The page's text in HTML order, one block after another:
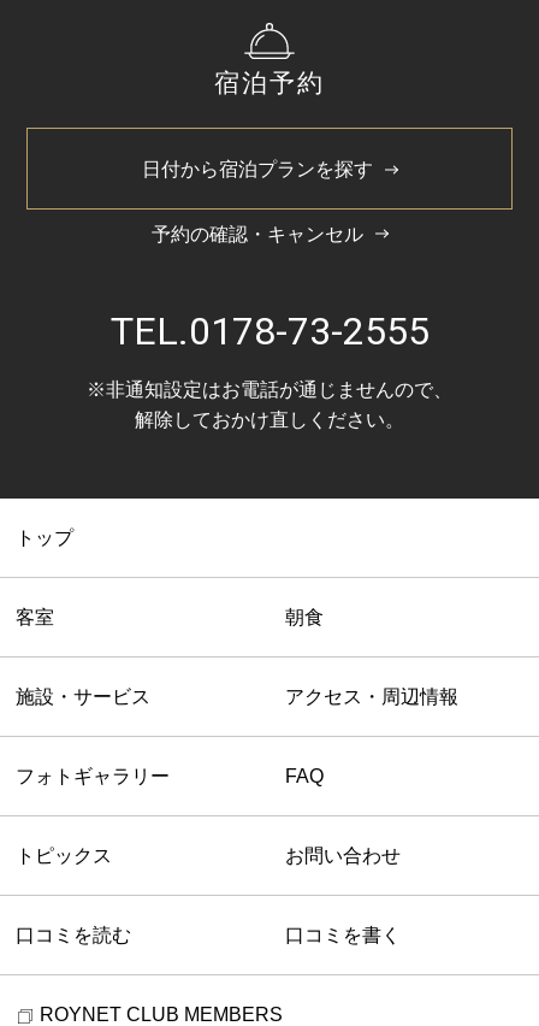
宿泊予約
日付から宿泊プランを探す
予約の確認・キャンセル
TEL.0178-73-2555
※非通知設定はお電話が通じませんので、
解除しておかけ直しください。
トップ
客室 朝食
施設・サービス アクセス・周辺情報
フォトギャラリー FAQ
トピックス お問い合わせ
口コミを読む 口コミを書く
ROYNET CLUB MEMBERS